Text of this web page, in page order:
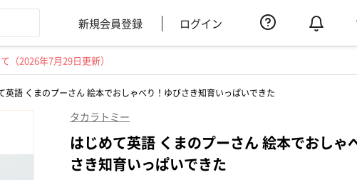
新規会員登録 ログイン
（2026年7月29日更新）
英語 くまのプーさん 絵本でおしゃべり！ゆびさき知育いっぱいできた
タカラトミー
はじめて英語 くまのプーさん 絵本でおしゃ
さき知育いっぱいできた